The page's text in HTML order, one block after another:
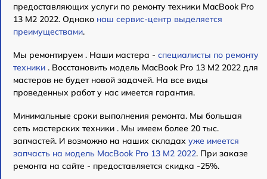
предоставляющих услуги по ремонту техники MacBook Pro
13 M2 2022. Однако наш сервис-центр выделяется
преимуществами.
Мы ремонтируем . Наши мастера - специалисты по ремонту
техники . Восстановить модель MacBook Pro 13 M2 2022 для
мастеров не будет новой задачей. На все виды
проведенных работ у нас имеется гарантия.
Минимальные сроки выполнения ремонта. Мы большая
сеть мастерских техники . Мы имеем более 20 тыс.
запчастей. И возможно на наших складах уже имеется
запчасть на модель MacBook Pro 13 M2 2022. При заказе
ремонта на сайте - предоставляется скидка -25%.